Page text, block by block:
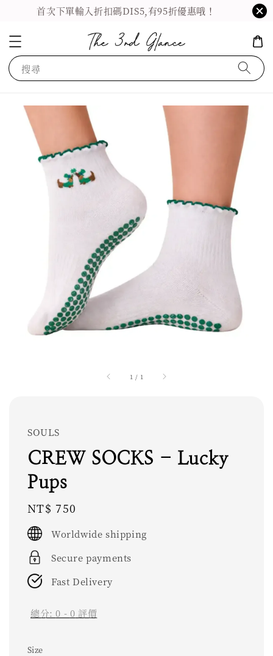
首次下單輸入折扣碼DIS5,有95折優惠哦！
搜尋
1 / 1
SOULS
CREW SOCKS - Lucky
Pups
Regular
price
NT$ 750
Worldwide shipping
Secure payments
Fast Delivery
總分:0 - 0 評價
Size